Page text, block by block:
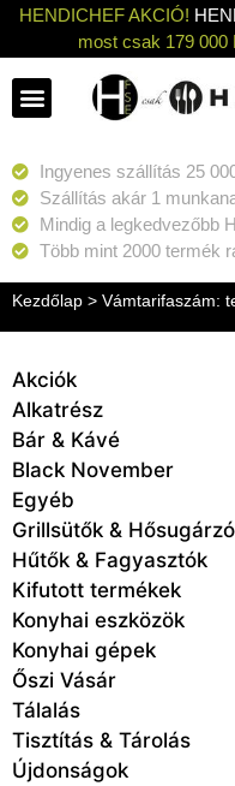
HENDICHEF AKCIÓ!
most csak 179 000
Ingyenes szállítás 25
Szállítás akár 1
Mindig a legkedvezőbb
Több mint 2000 termék
Kezdőlap > Vámtarifaszám:
Akciók
Alkatrész
Bár & Kávé
Black November
Egyéb
Grillsütők &
Hűtők & Fagyasztók
Kifutott termékek
Konyhai eszközök
Konyhai gépek
Őszi Vásár
Tálalás
Tisztítás & Tárolás
Újdonságok